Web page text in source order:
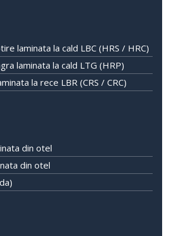
laminata la cald LBC (HRS / HRC)
laminata la cald LTG (HRP)
la rece LBR (CRS / CRC)
din otel
din otel